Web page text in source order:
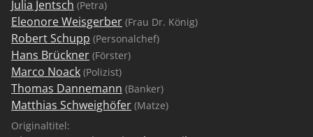
Julia Jentsch (Petra)
Eleonore Weisgerber (Frau Dr. König)
Robert Schupp (Personalchef)
Hans Brückner (Förster)
Marco Noack (Polizist)
Thomas Dannemann (Banker)
Matthias Schweighöfer (Matze)
Originaltitel: